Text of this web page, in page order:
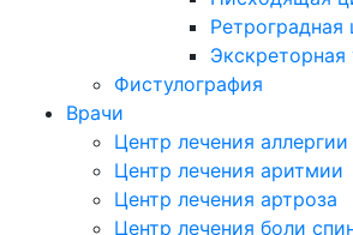
Ретроградная
Экскреторная
Фистулография
Врачи
Центр лечения аллергии
Центр лечения аритмии
Центр лечения артроза
Центр лечения боли